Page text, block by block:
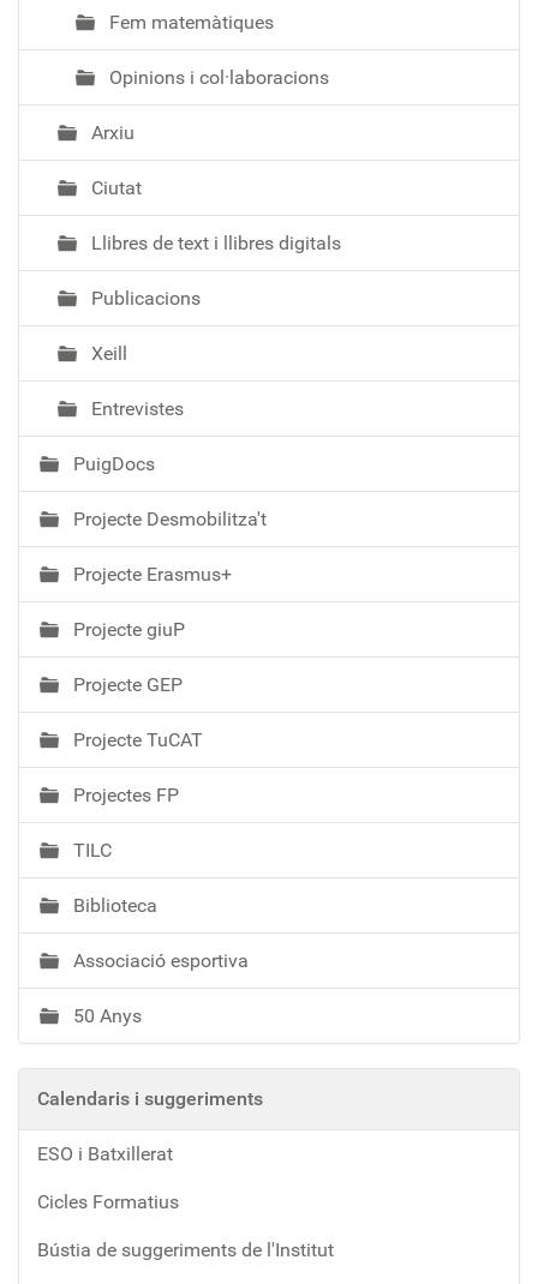
Fem matemàtiques
Opinions i col·laboracions
Arxiu
Ciutat
Llibres de text i llibres digitals
Publicacions
Xeill
Entrevistes
PuigDocs
Projecte Desmobilitza't
Projecte Erasmus+
Projecte giuP
Projecte GEP
Projecte TuCAT
Projectes FP
TILC
Biblioteca
Associació esportiva
50 Anys
Calendaris i suggeriments
ESO i Batxillerat
Cicles Formatius
Bústia de suggeriments de l'Institut